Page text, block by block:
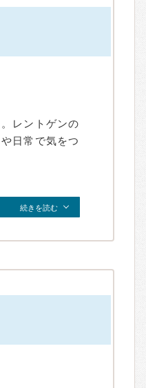
レントゲンの
日常で気をつ
続きを読む